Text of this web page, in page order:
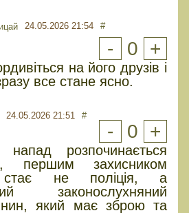
24.05.2026 21:54 #
- 0 +
на його друзів і
все стане ясно.
24.05.2026 21:51 #
- 0 +
розпочинається
першим захисником
стає не поліція, а
законослухняний
який має зброю та